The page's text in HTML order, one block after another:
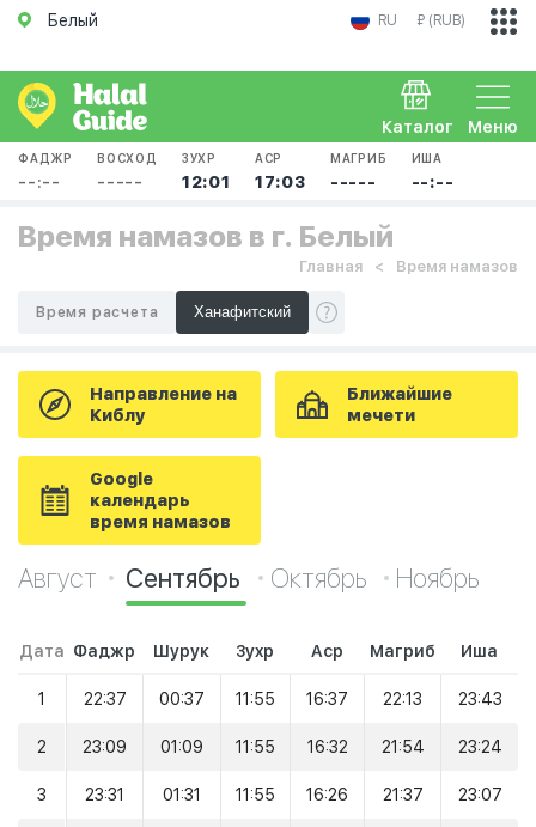
Белый RU ₽ (RUB)
Меню
Каталог
ФАДЖР
--:--
ВОСХОД
-----
ЗУХР
12:01
АСР
17:03
МАГРИБ
-----
ИША
--:--
Время намазов в г. Белый
Главная Время намазов
Время расчета
Направление на
Киблу
Ближайшие
мечети
Google
календарь
время намазов
Август Сентябрь Октябрь Ноябрь
Дата Фаджр Шурук Зухр Аср Магриб Иша
1 22:37 00:37 11:55 16:37 22:13 23:43
2 23:09 01:09 11:55 16:32 21:54 23:24
3 23:31 01:31 11:55 16:26 21:37 23:07